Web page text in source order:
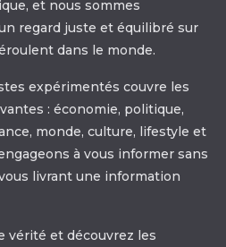
et nous sommes
regard juste et équilibré sur
dans le monde.
expérimentés couvre les
: économie, politique,
monde, culture, lifestyle et
à vous informer sans
livrant une information
vérité et découvrez les